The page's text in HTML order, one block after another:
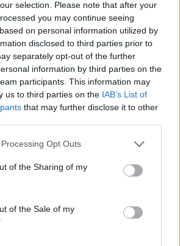
selection. Please note that after your
you may continue seeing
on personal information utilized by
disclosed to third parties prior to
separately opt-out of the further
information by third parties on the
participants. This information may
us to third parties on the IAB’s List of
that may further disclose it to other
Opt Outs
of the Sharing of my
of the Sale of my
en
Article suivant
Le secret de longévité des
centenaires japonais
révélée par leur rituel du
miso
news